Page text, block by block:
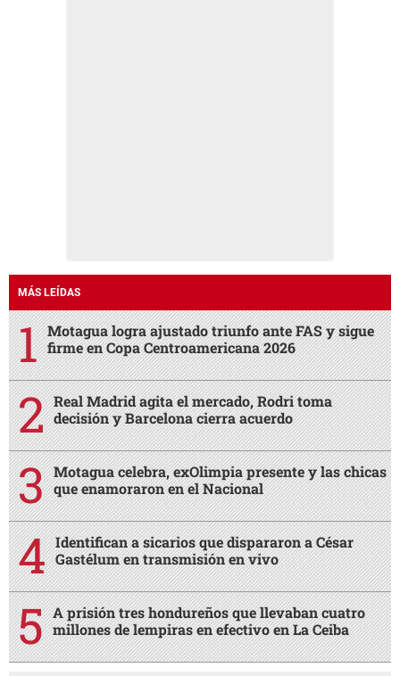
MÁS LEÍDAS
Motagua logra ajustado triunfo ante FAS y sigue
firme en Copa Centroamericana 2026
Real Madrid agita el mercado, Rodri toma
decisión y Barcelona cierra acuerdo
Motagua celebra, exOlimpia presente y las chicas
que enamoraron en el Nacional
Identifican a sicarios que dispararon a César
Gastélum en transmisión en vivo
A prisión tres hondureños que llevaban cuatro
millones de lempiras en efectivo en La Ceiba